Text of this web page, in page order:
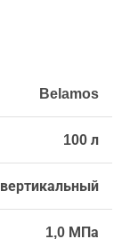
Belamos
100 л
вертикальный
1,0 МПа